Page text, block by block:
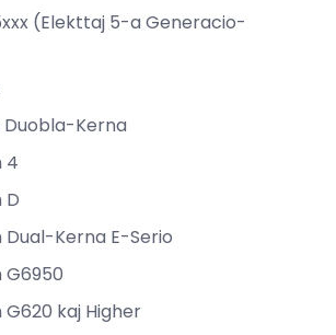
(Elekttaj 5-a Generacio-
Kerna
4
D
Kerna E-Serio
G6950
kaj Higher